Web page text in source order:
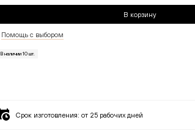
В корзину
Помощь с выбором
В наличии 10шт.
Срок изготовления:от 25 рабочих дней